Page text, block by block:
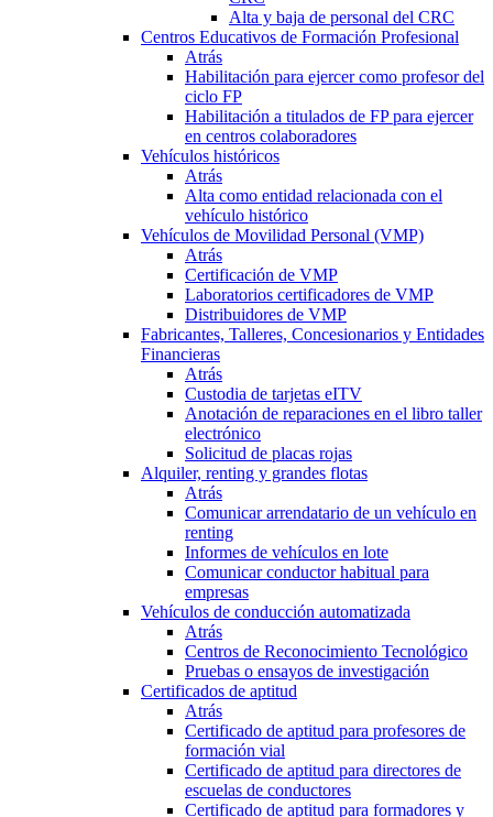
Alta y baja de personal del CRC
Centros Educativos de Formación Profesional
Atrás
Habilitación para ejercer como profesor del
ciclo FP
Habilitación a titulados de FP para ejercer
en centros colaboradores
Vehículos históricos
Atrás
Alta como entidad relacionada con el
vehículo histórico
Vehículos de Movilidad Personal (VMP)
Atrás
Certificación de VMP
Laboratorios certificadores de VMP
Distribuidores de VMP
Fabricantes, Talleres, Concesionarios y Entidades
Financieras
Atrás
Custodia de tarjetas eITV
Anotación de reparaciones en el libro taller
electrónico
Solicitud de placas rojas
Alquiler, renting y grandes flotas
Atrás
Comunicar arrendatario de un vehículo en
renting
Informes de vehículos en lote
Comunicar conductor habitual para
empresas
Vehículos de conducción automatizada
Atrás
Centros de Reconocimiento Tecnológico
Pruebas o ensayos de investigación
Certificados de aptitud
Atrás
Certificado de aptitud para profesores de
formación vial
Certificado de aptitud para directores de
escuelas de conductores
Certificado de aptitud para formadores y